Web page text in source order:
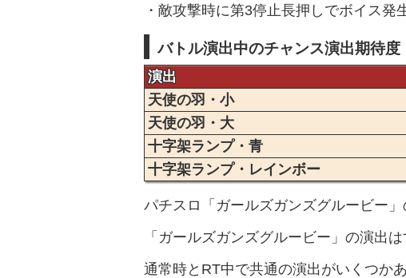
・敵攻撃時に第3停止長押しでボイス発
バトル演出中のチャンス演出期待度
演出
天使の羽・小
天使の羽・大
十字架ランプ・青
十字架ランプ・レインボー
パチスロ「ガールズガンズグルービー」
「ガールズガンズグルービー」の演出
通常時とRT中で共通の演出がいくつか